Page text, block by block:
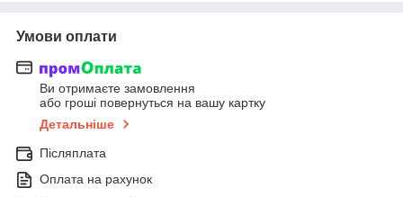
Умови оплати
Ви отримаєте замовлення
або гроші повернуться на вашу картку
Детальніше
Післяплата
Оплата на рахунок